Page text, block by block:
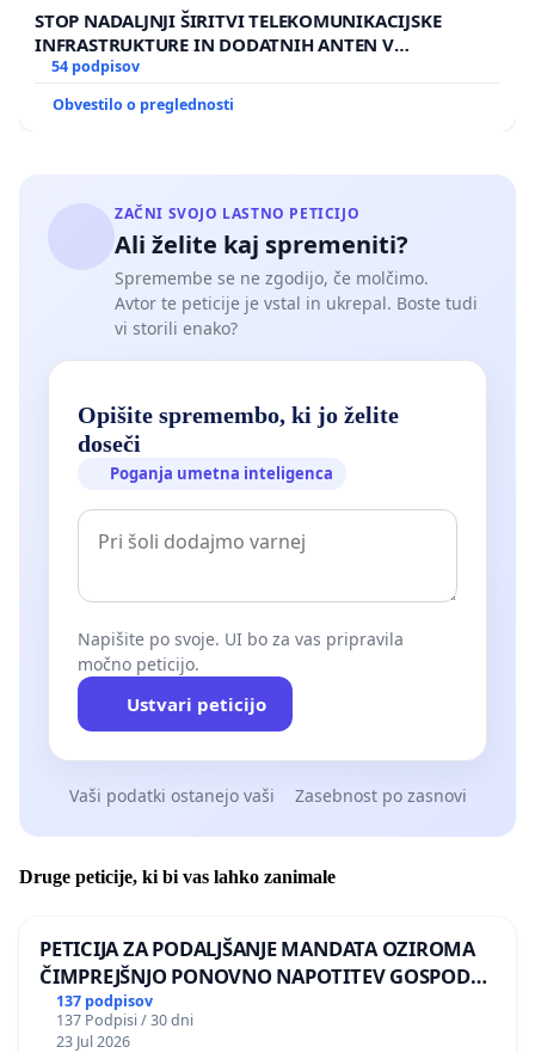
STOP NADALJNJI ŠIRITVI TELEKOMUNIKACIJSKE
INFRASTRUKTURE IN DODATNIH ANTEN V
GRADIŠČAKU
54 podpisov
Obvestilo o preglednosti
ZAČNI SVOJO LASTNO PETICIJO
Ali želite kaj spremeniti?
Spremembe se ne zgodijo, če molčimo.
Avtor te peticije je vstal in ukrepal. Boste tudi
vi storili enako?
Opišite spremembo, ki jo želite
doseči
Poganja umetna inteligenca
Napišite po svoje. UI bo za vas pripravila
močno peticijo.
Ustvari peticijo
Vaši podatki ostanejo vaši Zasebnost po zasnovi
Druge peticije, ki bi vas lahko zanimale
PETICIJA ZA PODALJŠANJE MANDATA OZIROMA
ČIMPREJŠNJO PONOVNO NAPOTITEV GOSPODA
BERNARDA ŠRAJNERJA NA VELEPOSLANIŠTVO
REPUBLIKE SLOVENIJE V MOSKVI
137 podpisov
137 Podpisi / 30 dni
23 Jul 2026